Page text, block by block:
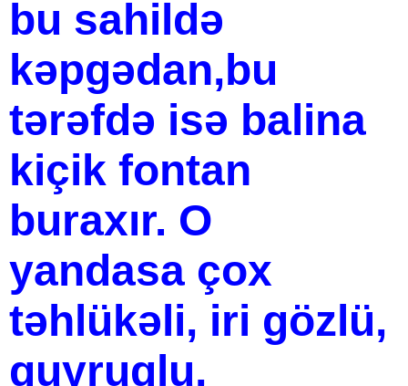
bu sahildə
kəpgədan,bu
tərəfdə isə balina
kiçik fontan
buraxır. O
yandasa çox
təhlükəli, iri gözlü,
quyruqlu,